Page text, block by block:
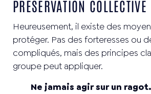
PRÉSERVATION COLLECTIVE
Heureusement, il existe des
protéger. Pas des forteresses ou
compliqués, mais des principes
groupe peut appliquer.
Ne jamais agir sur un ragot.